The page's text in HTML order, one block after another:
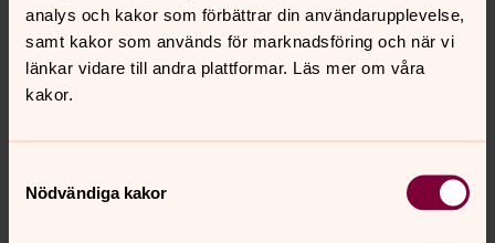
analys och kakor som förbättrar din användarupplevelse,
samt kakor som används för marknadsföring och när vi
länkar vidare till andra plattformar. Läs mer om våra
kakor.
Nödvändiga kakor
innehåll?
ornskoldsviks.sodra.pastorat@svenskakyrkan.se